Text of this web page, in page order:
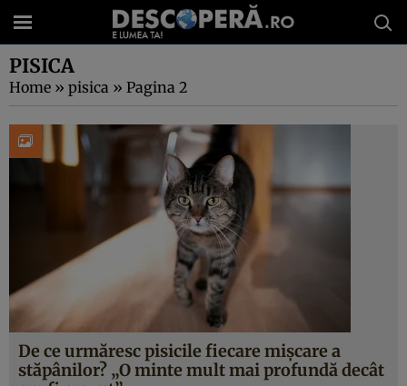
PISICA
Home » pisica » Pagina 2
De ce urmăresc pisicile fiecare mișcare a
stăpânilor? „O minte mult mai profundă decât